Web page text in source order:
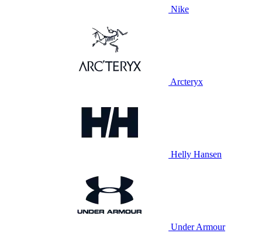
Nike
Arcteryx
Helly Hansen
Under Armour